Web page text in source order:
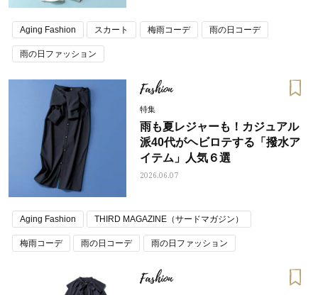
Aging Fashion スカート 梅雨コーデ 雨の日コーデ
雨の日ファッション
Fashion
特集
雨も夏レジャーも！カジュアル
派40代がヘビロテする「撥水ア
イテム」人気６選
2026.06.07
Aging Fashion THIRD MAGAZINE（サードマガジン）
梅雨コーデ 雨の日コーデ 雨の日ファッション
Fashion